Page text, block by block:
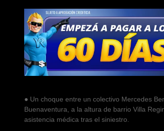
● Un choque entre un colectivo Mercedes
Buenaventura, a la altura de barrio Villa
asistencia médica tras el siniestro.